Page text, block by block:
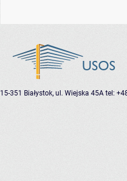
15-351 Białystok, ul. Wiejska 45A tel: